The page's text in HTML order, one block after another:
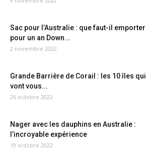
Sac pour l’Australie : que faut-il emporter
pour un an Down...
2 novembre 2022
Grande Barrière de Corail : les 10 îles qui
vont vous...
26 octobre 2022
Nager avec les dauphins en Australie :
l’incroyable expérience
19 octobre 2022